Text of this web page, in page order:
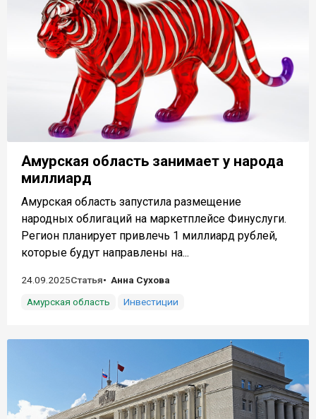
Амурская область занимает у народа
миллиард
Амурская область запустила размещение
народных облигаций на маркетплейсе Финуслуги.
Регион планирует привлечь 1 миллиард рублей,
которые будут направлены на...
24.09.2025Статья
Анна Сухова
Амурская область
Инвестиции